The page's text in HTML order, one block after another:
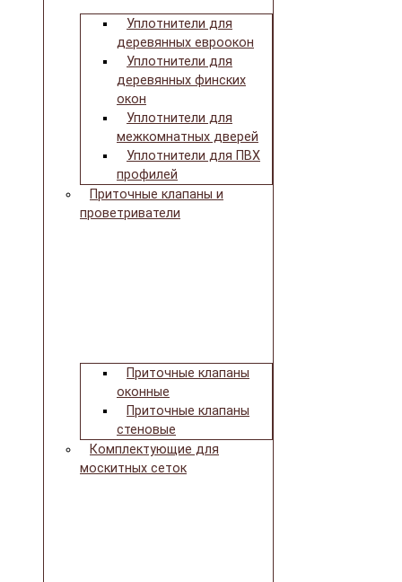
Уплотнители для
деревянных евроокон
Уплотнители для
деревянных финских
окон
Уплотнители для
межкомнатных дверей
Уплотнители для ПВХ
профилей
Приточные клапаны и
проветриватели
Приточные клапаны
оконные
Приточные клапаны
стеновые
Комплектующие для
москитных сеток